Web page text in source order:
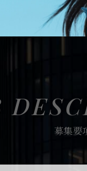
募集要